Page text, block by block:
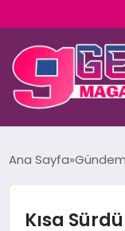
YAŞAM
Ana Sayfa Gündem
Kısa